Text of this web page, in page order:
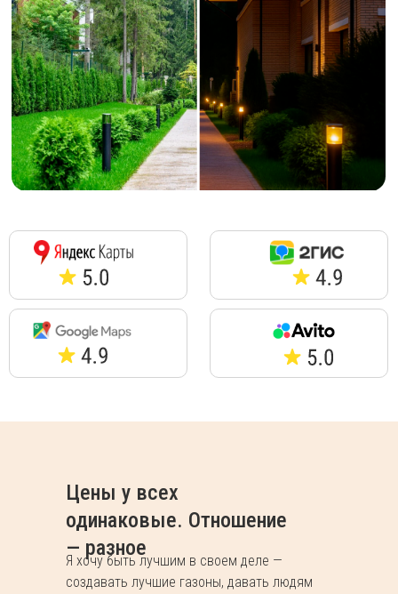
Цены у всех
одинаковые. Отношение
— разное
Я хочу быть лучшим в своем деле —
создавать лучшие газоны, давать людям